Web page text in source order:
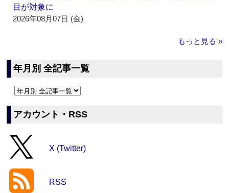
目が対象に
2026年08月07日 (金)
もっと見る »
年月別 全記事一覧
アカウント・RSS
X (Twitter)
RSS